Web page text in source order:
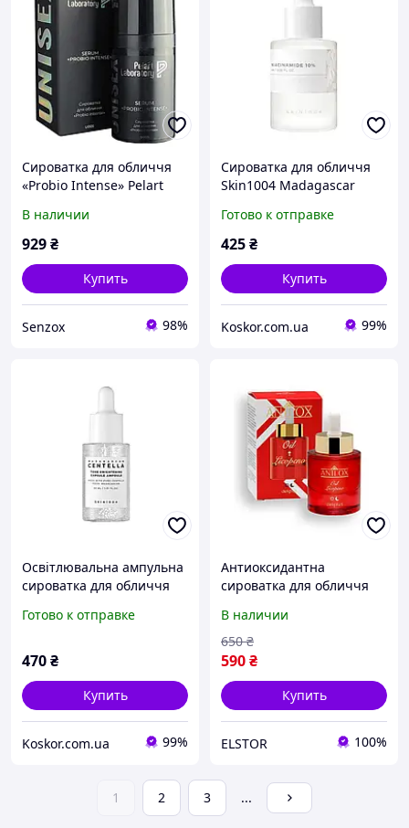
Сироватка для обличчя
«Probio Intense» Pelart
30 мл
В наличии
929₴
Купить
Senzox 98%
Сироватка для обличчя
Skin1004 Madagascar
Boosting Shot Ampoule, 9
мл
Готово к отправке
425₴
Купить
Koskor.com.ua 99%
Освітлювальна ампульна
сироватка для обличчя
Centella Tone Brightening
Готово к отправке
470₴
Купить
Koskor.com.ua 99%
Антиоксидантна
сироватка для обличчя
лікопіновою олією та
ефірними оліями кедру і
сандалу 30 мл
В наличии
590₴
650 ₴
Купить
ELSTOR 100%
1 2 3 ...